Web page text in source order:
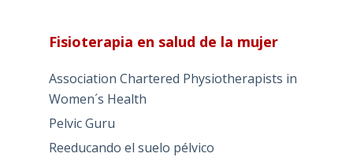
Fisioterapia en salud de la mujer
Association Chartered Physiotherapists in
Women´s Health
Pelvic Guru
Reeducando el suelo pélvico